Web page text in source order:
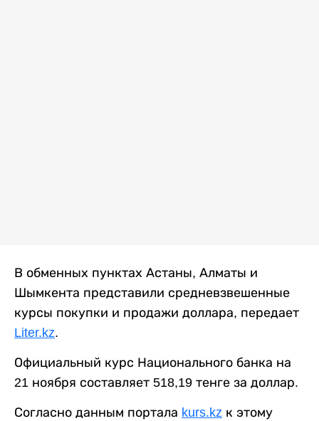
В обменных пунктах Астаны, Алматы и
Шымкента представили средневзвешенные
курсы покупки и продажи доллара, передает
Liter.kz.
Официальный курс Национального банка на
21 ноября составляет 518,19 тенге за доллар.
Согласно данным портала kurs.kz к этому